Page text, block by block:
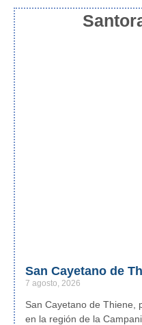
San Cayetano de
7 agosto, 2026
San Cayetano de Thiene,
en la región de la